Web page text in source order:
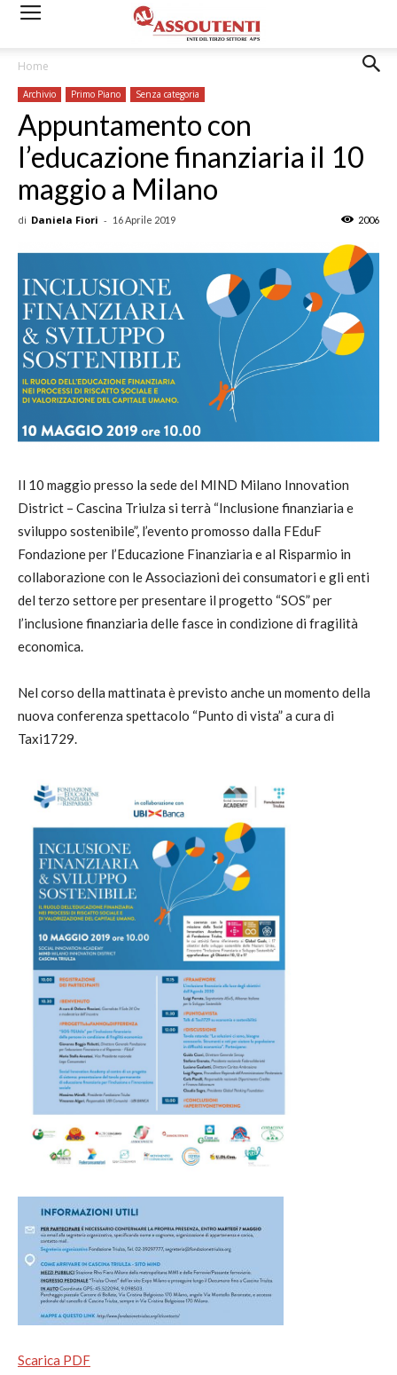
Home
Archivio Primo Piano Senza categoria
Appuntamento con
l’educazione finanziaria il 10
maggio a Milano
di Daniela Fiori - 16 Aprile 2019 2006
Il 10 maggio presso la sede del MIND Milano Innovation
District – Cascina Triulza si terrà “Inclusione finanziaria e
sviluppo sostenibile”, l’evento promosso dalla FEduF
Fondazione per l’Educazione Finanziaria e al Risparmio in
collaborazione con le Associazioni dei consumatori e gli enti
del terzo settore per presentare il progetto “SOS” per
l’inclusione finanziaria delle fasce in condizione di fragilità
economica.
Nel corso della mattinata è previsto anche un momento della
nuova conferenza spettacolo “Punto di vista” a cura di
Taxi1729.
Scarica PDF